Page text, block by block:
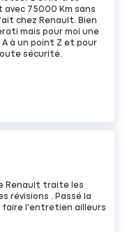
avec 75000 Km sans
chez Renault. Bien
mais pour moi une
à un point Z et pour
sécurité.
Renault traite les
révisions . Passé la
faire l'entretien ailleurs